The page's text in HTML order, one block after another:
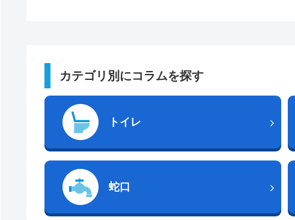
カテゴリ別にコラムを探す
トイレ
蛇口